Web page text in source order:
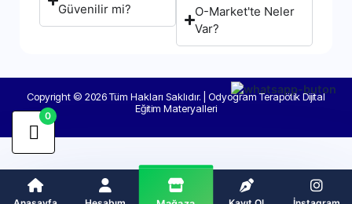
Güvenilir mi?
O-Market'te Neler
Var?
Copyright © 2026 Tüm Hakları Saklıdır. | Odyogram Terapötik Dijital
Eğitim Materyalleri
0